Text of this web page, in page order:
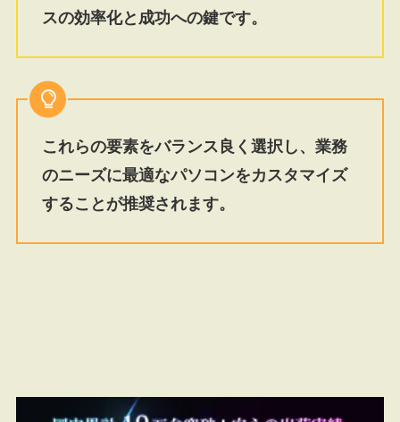
スの効率化と成功への鍵です。
これらの要素をバランス良く選択し、業務
のニーズに最適なパソコンをカスタマイズ
することが推奨されます。